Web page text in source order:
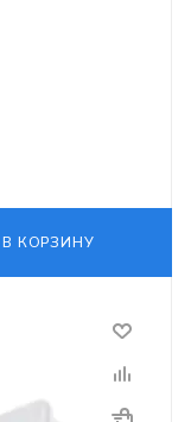
В КОРЗИНУ